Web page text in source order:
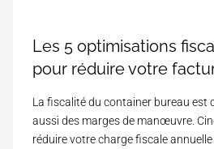
Les 5 optimisations
pour réduire votre
La fiscalité du container bureau est
aussi des marges de manœuvre.
réduire votre charge fiscale